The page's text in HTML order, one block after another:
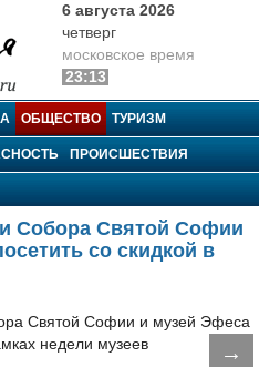
6 августа 2026
четверг
московское время
23:13
ОБЩЕСТВО ТУРИЗМ
ПРОИСШЕСТВИЯ
Собора Святой Софии
со скидкой в
→